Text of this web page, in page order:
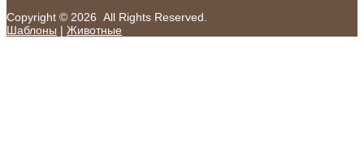
Copyright © 2026 All Rights Reserved.
Шаблоны | Животные